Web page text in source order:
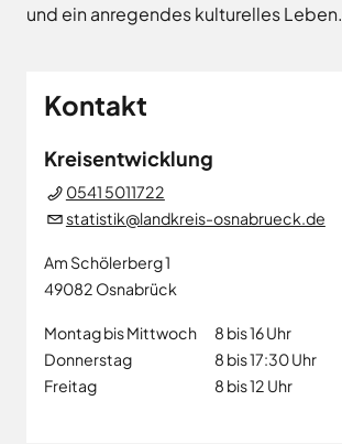
und ein anregendes kulturelles Leben.
Kontakt
Kreisentwicklung
0541 5011722
statistik@landkreis-osnabrueck.de
Am Schölerberg 1
49082 Osnabrück
Montag bis Mittwoch
8 bis 16 Uhr
Donnerstag
8 bis 17:30 Uhr
Freitag
8 bis 12 Uhr